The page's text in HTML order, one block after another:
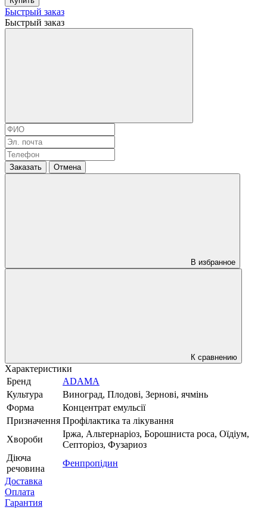
Быстрый заказ
Быстрый заказ
Заказать Отмена
В избранное
К сравнению
Характеристики
Бренд
ADAMA
Культура
Виноград, Плодові, Зернові, ячмінь
Форма
Концентрат емульсії
Призначення Профілактика та лікування
Хвороби
Іржа, Альтернаріоз, Борошниста роса, Оїдіум,
Септоріоз, Фузариоз
Діюча
речовина
Фенпропідин
Доставка
Оплата
Гарантия